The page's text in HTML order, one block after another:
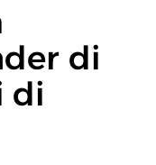
di
di